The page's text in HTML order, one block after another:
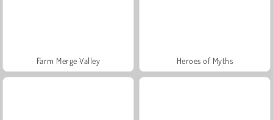
Farm Merge Valley Heroes of Myths